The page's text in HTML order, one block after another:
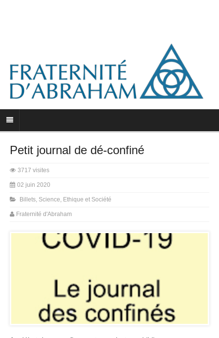
Petit journal de dé-confiné
3717 visites
02 juin 2020
Billets, Science, Ethique et Société
Fraternité d'Abraham